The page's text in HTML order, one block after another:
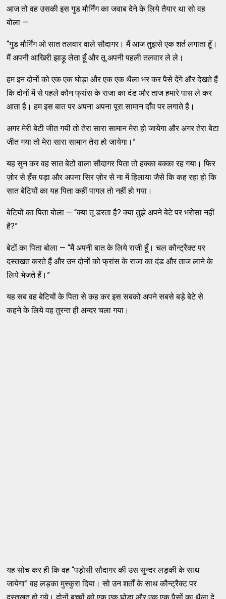
आज तो वह उसकी इस गुड मौर्निंग का जवाब देने के लिये तैयार था सो वह
बोला —
“गुड मौर्निंग ओ सात तलवार वाले सौदागर। मैं आज तुझसे एक शर्त लगाता हूँ।
मैं अपनी आखिरी झाड़ू लेता हूँ और तू अपनी पहली तलवार ले ले।
हम इन दोनों को एक एक घोड़ा और एक एक थैला भर कर पैसे देंगे और देखते हैं
कि दोनों में से पहले कौन फ्रांस के राजा का दंड और ताज हमारे पास ले कर
आता है। हम इस बात पर अपना अपना पूरा सामान दाँव पर लगाते हैं।
अगर मेरी बेटी जीत गयी तो तेरा सारा सामान मेरा हो जायेगा और अगर तेरा बेटा
जीत गया तो मेरा सारा सामान तेरा हो जायेगा।”
यह सुन कर वह सात बेटों वाला सौदागर पिता तो हक्का बक्का रह गया। फिर
ज़ोर से हँस पड़ा और अपना सिर ज़ोर से ना में हिलाया जैसे कि कह रहा हो कि
सात बेटियों का यह पिता कहीं पागल तो नहीं हो गया।
बेटियों का पिता बोला — “क्या तू डरता है? क्या तुझे अपने बेटे पर भरोसा नहीं
है?”
बेटों का पिता बोला — “मैं अपनी बात के लिये राजी हूँ। चल कौन्ट्रैक्ट पर
दस्तखत करते हैं और उन दोनों को फ्रांस के राजा का दंड और ताज लाने के
लिये भेजते हैं।”
यह सब वह बेटियों के पिता से कह कर इस सबको अपने सबसे बड़े बेटे से
कहने के लिये वह तुरन्त ही अन्दर चला गया।
यह सोच कर ही कि वह “पड़ोसी सौदागर की उस सुन्दर लड़की के साथ
जायेगा” वह लड़का मुस्कुरा दिया। सो उन शर्तों के साथ कौन्ट्रैक्ट पर